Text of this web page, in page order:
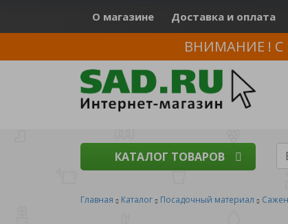
О магазине Доставка и оплата
ВНИМАНИЕ ! С
КАТАЛОГ ТОВАРОВ
Главная Каталог Посадочный материал